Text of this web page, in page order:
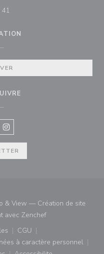
41
((ouvre une nouvelle
Instagram ((ouvre une
& View — Création de site
avec Zenchef((ouvre une
une nouvelle fenêtre))
CGU
((ouvre une nouvelle
à caractère personnel
une nouvelle fenêtre))